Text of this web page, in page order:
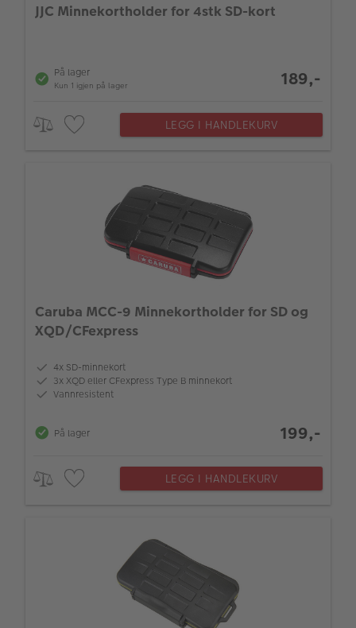
JJC Minnekortholder for 4stk SD-kort
På lager
Kun 1 igjen på lager 189,-
LEGG I HANDLEKURV
Caruba MCC-9 Minnekortholder for SD og
XQD/CFexpress
4x SD-minnekort
3x XQD eller CFexpress Type B minnekort
Vannresistent
På lager 199,-
LEGG I HANDLEKURV